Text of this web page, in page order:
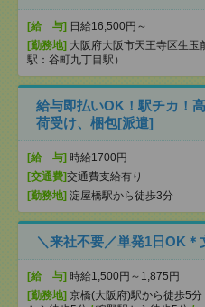
[給 与] 日給16,500円～
[勤務地] 大阪府大阪市天王寺区生玉
駅：谷町九丁目駅）
給与即払いOK！駅チカ！
荷受け、梱包[派遣]
[給 与] 時給1700円
[交通費]交通費支給有り
[勤務地] 淀屋橋駅から徒歩3分
＼来社不要／単発1日OK
[給 与] 時給1,500円～1,875円
[勤務地] 京橋(大阪府)駅から徒歩5分